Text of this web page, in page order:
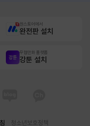
원스토어에서
완전판 설치
무협만화 플랫폼
강툰 설치
청소년보호정책